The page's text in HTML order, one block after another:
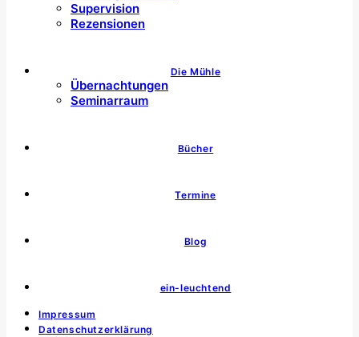
Supervision
Rezensionen
Die Mühle
Übernachtungen
Seminarraum
Bücher
Termine
Blog
ein-leuchtend
Impressum
Datenschutzerklärung